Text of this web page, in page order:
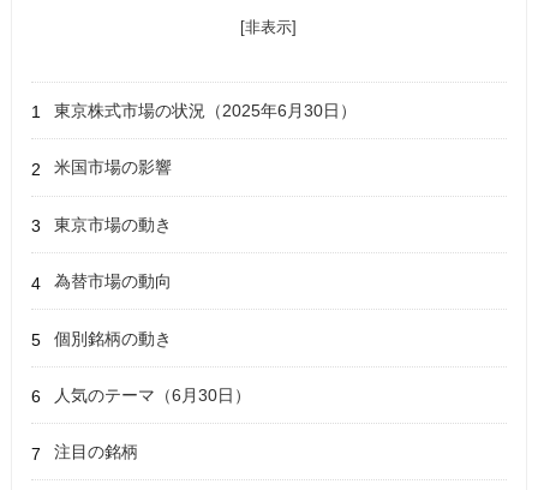
[非表示]
東京株式市場の状況（2025年6月30日）
米国市場の影響
東京市場の動き
為替市場の動向
個別銘柄の動き
人気のテーマ（6月30日）
注目の銘柄